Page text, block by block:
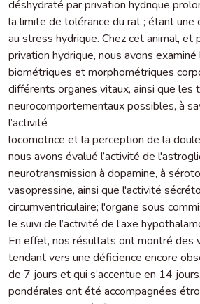
déshydraté par privation hydrique
la limite de tolérance du rat ; étant une
au stress hydrique. Chez cet animal, et
privation hydrique, nous avons
biométriques et morphométriques
différents organes vitaux, ainsi que les
neurocomportementaux possibles, à
l’activité
locomotrice et la perception de la
nous avons évalué l’activité de
neurotransmission à dopamine, à
vasopressine, ainsi que l'activité
circumventriculaire; l'organe sous
le suivi de l’activité de l’axe
En effet, nos résultats ont montré des
tendant vers une déficience encore
de 7 jours et qui s’accentue en 14
pondérales ont été accompagnées